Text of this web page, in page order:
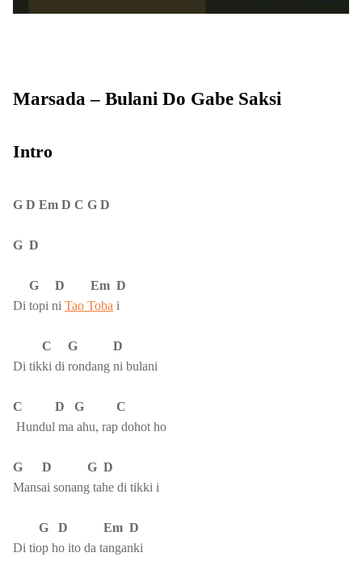
Marsada – Bulani Do Gabe Saksi
Intro
G D Em D C G D
G D
G D Em D
Di topi ni Tao Toba i
C G D
Di tikki di rondang ni bulani
C D G C
Hundul ma ahu, rap dohot ho
G D G D
Mansai sonang tahe di tikki i
G D Em D
Di tiop ho ito da tanganki